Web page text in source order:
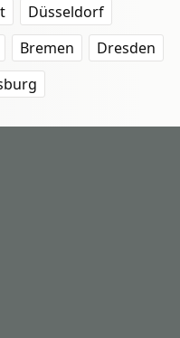
Düsseldorf
Bremen
Dresden